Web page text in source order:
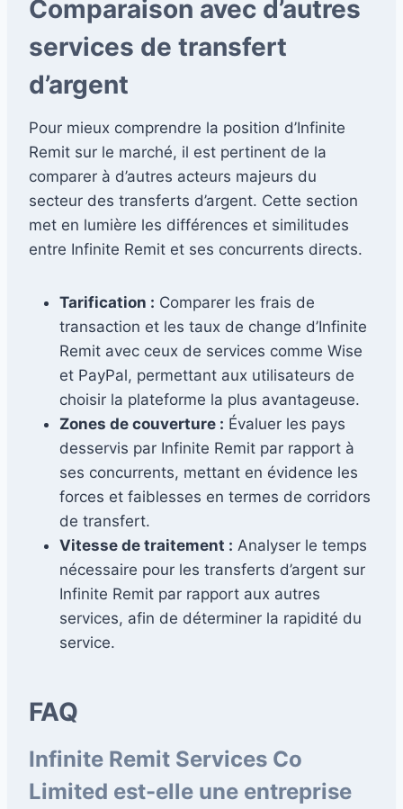
Comparaison avec d’autres
services de transfert
d’argent
Pour mieux comprendre la position d’Infinite
Remit sur le marché, il est pertinent de la
comparer à d’autres acteurs majeurs du
secteur des transferts d’argent. Cette section
met en lumière les différences et similitudes
entre Infinite Remit et ses concurrents directs.
Tarification : Comparer les frais de
transaction et les taux de change d’Infinite
Remit avec ceux de services comme Wise
et PayPal, permettant aux utilisateurs de
choisir la plateforme la plus avantageuse.
Zones de couverture : Évaluer les pays
desservis par Infinite Remit par rapport à
ses concurrents, mettant en évidence les
forces et faiblesses en termes de corridors
de transfert.
Vitesse de traitement : Analyser le temps
nécessaire pour les transferts d’argent sur
Infinite Remit par rapport aux autres
services, afin de déterminer la rapidité du
service.
FAQ
Infinite Remit Services Co
Limited est-elle une entreprise